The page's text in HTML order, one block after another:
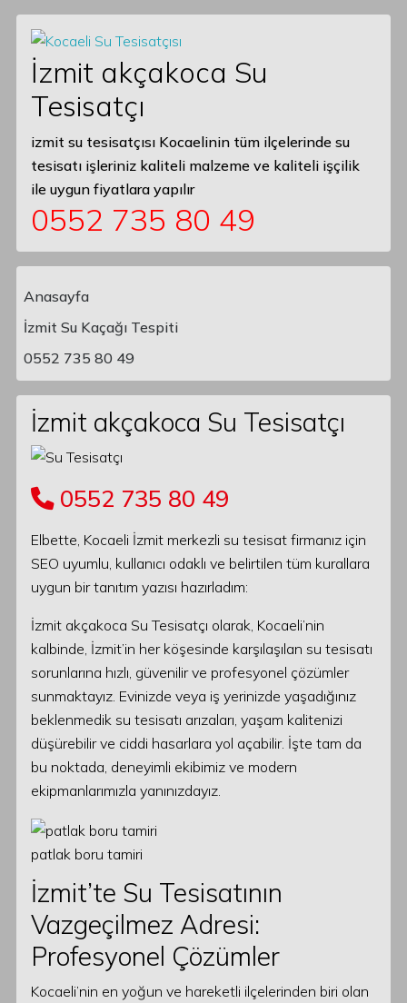
İzmit akçakoca Su
Tesisatçı
izmit su tesisatçısı Kocaelinin tüm ilçelerinde su
tesisatı işleriniz kaliteli malzeme ve kaliteli işçilik
ile uygun fiyatlara yapılır
0552 735 80 49
Main Navigation
Anasayfa
İzmit Su Kaçağı Tespiti
0552 735 80 49
İzmit akçakoca Su Tesisatçı
0552 735 80 49
Elbette, Kocaeli İzmit merkezli su tesisat firmanız için
SEO uyumlu, kullanıcı odaklı ve belirtilen tüm kurallara
uygun bir tanıtım yazısı hazırladım:
İzmit akçakoca Su Tesisatçı olarak, Kocaeli’nin
kalbinde, İzmit’in her köşesinde karşılaşılan su tesisatı
sorunlarına hızlı, güvenilir ve profesyonel çözümler
sunmaktayız. Evinizde veya iş yerinizde yaşadığınız
beklenmedik su tesisatı arızaları, yaşam kalitenizi
düşürebilir ve ciddi hasarlara yol açabilir. İşte tam da
bu noktada, deneyimli ekibimiz ve modern
ekipmanlarımızla yanınızdayız.
patlak boru tamiri
İzmit’te Su Tesisatının
Vazgeçilmez Adresi:
Profesyonel Çözümler
Kocaeli’nin en yoğun ve hareketli ilçelerinden biri olan